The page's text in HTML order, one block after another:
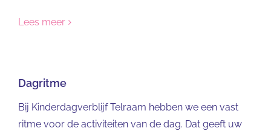
Lees meer
Dagritme
Bij Kinderdagverblijf Telraam hebben we een vast
ritme voor de activiteiten van de dag. Dat geeft uw